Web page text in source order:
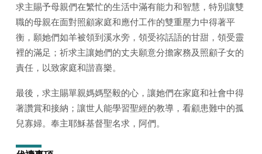
求主賜予母親們在繁忙的生活中滿有能力和智慧，特別讓雙
職的母親在面對照顧家庭和應付工作的雙重壓力中得著平
衡，願她們如羊被領到溪水旁，領受祢話語的甘甜，領受靈
裡的滿足；祈求主讓她們的丈夫願意分擔家務及照顧子女的
責任，以致家庭和諧喜樂。
最後，求主賜單親媽媽堅毅的心，讓她們在家庭和社會中得
著讚賞和接納；讓世人能學習聖經的教導，看顧患難中的孤
兒寡婦。奉主耶穌基督聖名求，阿們。